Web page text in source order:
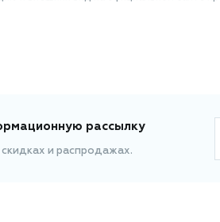
рассылку
и распродажах.